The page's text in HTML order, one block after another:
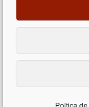
Poltica
Diseño y